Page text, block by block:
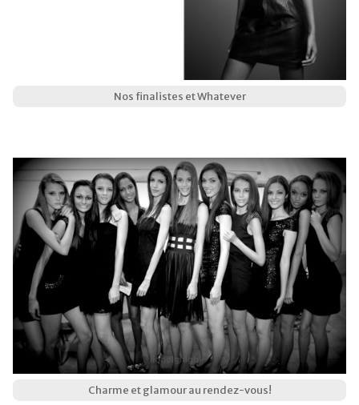
Nos finalistes et Whatever
Charme et glamour au rendez-vous!